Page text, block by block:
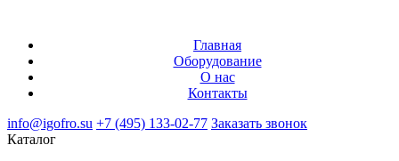
Главная
Оборудование
О нас
Контакты
info@igofro.su +7 (495) 133-02-77 Заказать звонок
Каталог